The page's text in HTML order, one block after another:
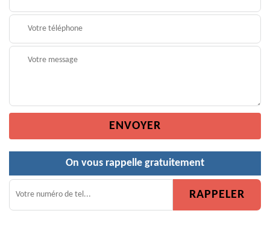
On vous rappelle gratuitement